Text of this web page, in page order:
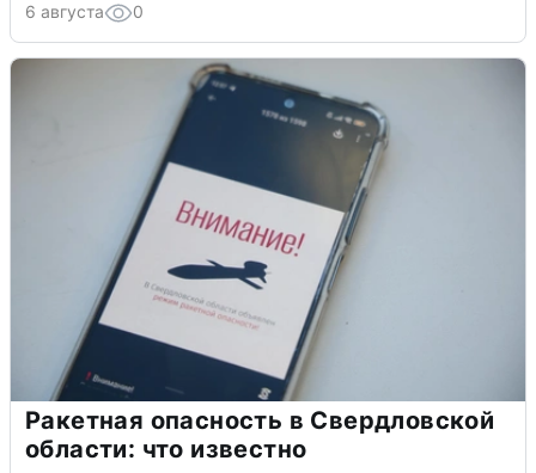
6 августа 0
Ракетная опасность в Свердловской
области: что известно